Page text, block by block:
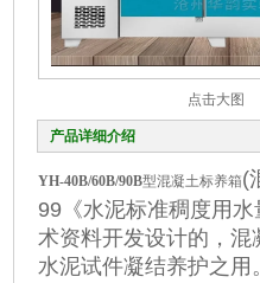
点击大图
产品详细介绍
YH-40B/60B/90B型混凝土标养箱(
99《水泥标准稠度用
术资料开发设计的，
水泥试件凝结养护之用